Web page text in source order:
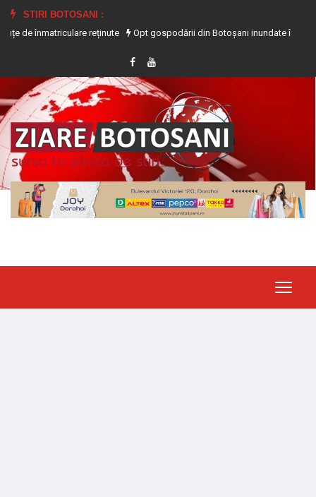
STIRI BOTOSANI :
reținute
Opt gospodării din Botoșani inundate în urma precipitațiilor